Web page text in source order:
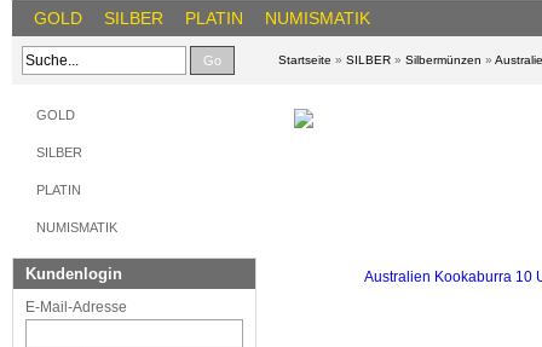
GOLD SILBER PLATIN NUMISMATIK
Go Startseite » SILBER » Silbermünzen »
GOLD
SILBER
PLATIN
NUMISMATIK
Kundenlogin
E-Mail-Adresse